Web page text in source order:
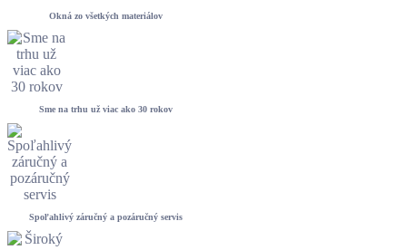
Okná zo všetkých materiálov
Sme na trhu už viac ako 30 rokov
Spoľahlivý záručný a pozáručný servis